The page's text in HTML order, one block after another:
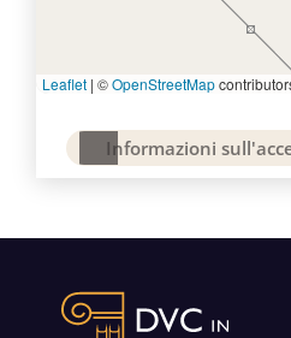
Leaflet | ©OpenStreetMap
Informazioni